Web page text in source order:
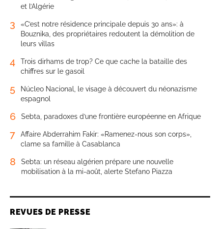
et l’Algérie
3
«C’est notre résidence principale depuis 30 ans»: à
Bouznika, des propriétaires redoutent la démolition de
leurs villas
4
Trois dirhams de trop? Ce que cache la bataille des
chiffres sur le gasoil
5
Núcleo Nacional, le visage à découvert du néonazisme
espagnol
6 Sebta, paradoxes d’une frontière européenne en Afrique
7
Affaire Abderrahim Fakir: «Ramenez-nous son corps»,
clame sa famille à Casablanca
8
Sebta: un réseau algérien prépare une nouvelle
mobilisation à la mi-août, alerte Stefano Piazza
REVUES DE PRESSE